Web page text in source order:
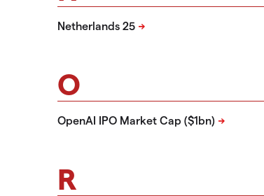
Netherlands 25
O
OpenAI IPO Market Cap ($1bn)
R